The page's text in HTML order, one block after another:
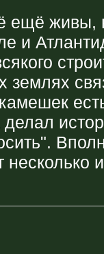
ещё живы,
и
землях